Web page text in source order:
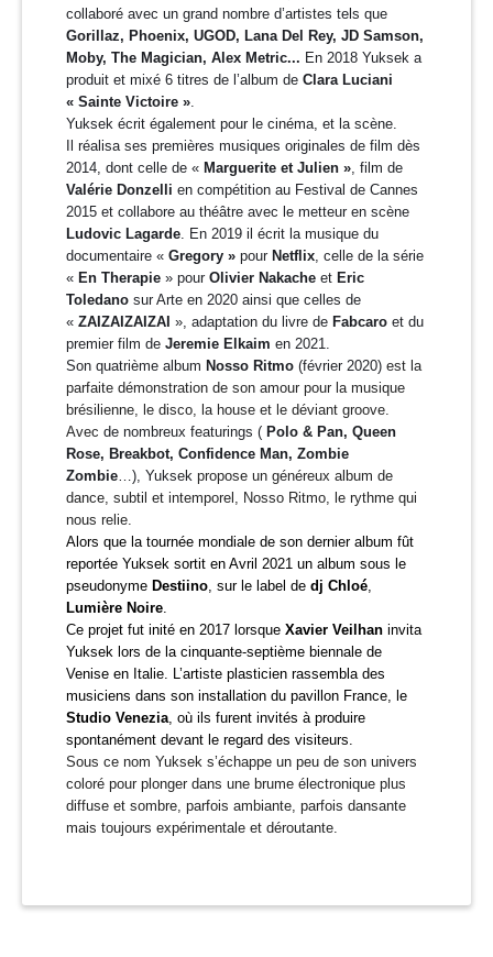
collaboré avec un grand nombre d’artistes tels que
Gorillaz, Phoenix, UGOD, Lana Del Rey, JD Samson,
Moby, The Magician, Alex Metric... En 2018 Yuksek a
produit et mixé 6 titres de l’album de Clara Luciani
« Sainte Victoire ».
Yuksek écrit également pour le cinéma, et la scène.
Il réalisa ses premières musiques originales de film dès
2014, dont celle de « Marguerite et Julien », film de
Valérie Donzelli en compétition au Festival de Cannes
2015 et collabore au théâtre avec le metteur en scène
Ludovic Lagarde. En 2019 il écrit la musique du
documentaire « Gregory » pour Netflix, celle de la série
« En Therapie » pour Olivier Nakache et Eric
Toledano sur Arte en 2020 ainsi que celles de
« ZAIZAIZAIZAI », adaptation du livre de Fabcaro et du
premier film de Jeremie Elkaim en 2021.
Son quatrième album Nosso Ritmo (février 2020) est la
parfaite démonstration de son amour pour la musique
brésilienne, le disco, la house et le déviant groove.
Avec de nombreux featurings ( Polo & Pan, Queen
Rose, Breakbot, Confidence Man, Zombie
Zombie…), Yuksek propose un généreux album de
dance, subtil et intemporel, Nosso Ritmo, le rythme qui
nous relie.
Alors que la tournée mondiale de son dernier album fût
reportée Yuksek sortit en Avril 2021 un album sous le
pseudonyme Destiino, sur le label de dj Chloé,
Lumière Noire.
Ce projet fut inité en 2017 lorsque Xavier Veilhan invita
Yuksek lors de la cinquante-septième biennale de
Venise en Italie. L’artiste plasticien rassembla des
musiciens dans son installation du pavillon France, le
Studio Venezia, où ils furent invités à produire
spontanément devant le regard des visiteurs.
Sous ce nom Yuksek s’échappe un peu de son univers
coloré pour plonger dans une brume électronique plus
diffuse et sombre, parfois ambiante, parfois dansante
mais toujours expérimentale et déroutante.